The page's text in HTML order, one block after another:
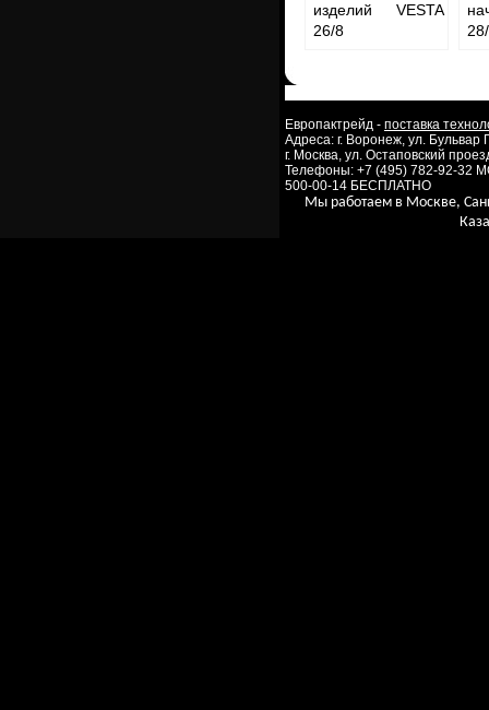
изделий VESTA
26/8
Европактрейд - поставка
Адреса: г. Воронеж, ул.
г. Москва, ул. Остаповский
Телефоны: +7 (495) 782-92-32
500-00-14 БЕСПЛАТНО
Мы работаем в Москве,